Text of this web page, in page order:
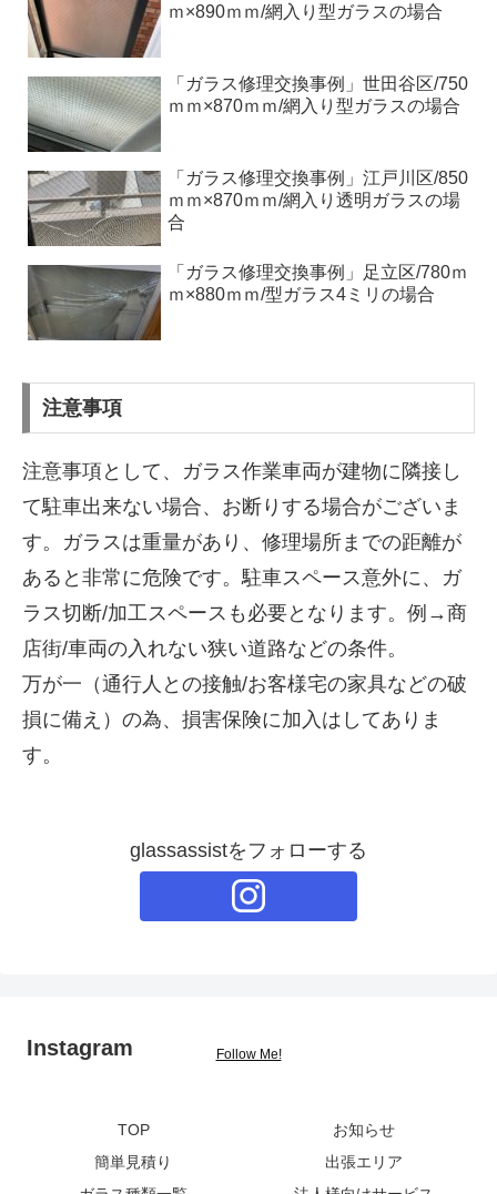
ｍ×890ｍｍ/網入り型ガラスの場合
「ガラス修理交換事例」世田谷区/750
ｍｍ×870ｍｍ/網入り型ガラスの場合
「ガラス修理交換事例」江戸川区/850
ｍｍ×870ｍｍ/網入り透明ガラスの場
合
「ガラス修理交換事例」足立区/780ｍ
ｍ×880ｍｍ/型ガラス4ミリの場合
注意事項
注意事項として、ガラス作業車両が建物に隣接し
て駐車出来ない場合、お断りする場合がございま
す。ガラスは重量があり、修理場所までの距離が
あると非常に危険です。駐車スペース意外に、ガ
ラス切断/加工スペースも必要となります。例→商
店街/車両の入れない狭い道路などの条件。
万が一（通行人との接触/お客様宅の家具などの破
損に備え）の為、損害保険に加入はしてありま
す。
glassassistをフォローする
Instagram Follow Me!
TOP
お知らせ
簡単見積り
出張エリア